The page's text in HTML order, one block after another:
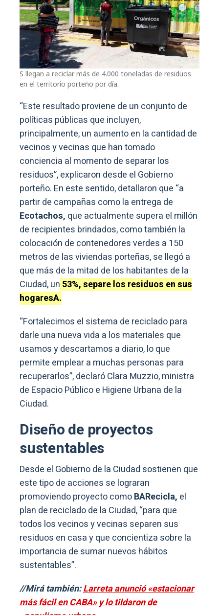
S llegan a reciclar más de 4.000 toneladas de residuos
en el territorio porteño por día.
“Este resultado proviene de un conjunto de
políticas públicas que incluyen,
principalmente, un aumento en la cantidad de
vecinos y vecinas que han tomado
conciencia al momento de separar los
residuos”, explicaron desde el Gobierno
porteño. En este sentido, detallaron que “a
partir de campañas como la entrega de
Ecotachos, que actualmente supera el millón
de recipientes brindados, como también la
colocación de contenedores verdes a 150
metros de las viviendas porteñas, se llegó a
que más de la mitad de los habitantes de la
Ciudad, un 53%, separe los residuos en sus
hogaresA.
“Fortalecimos el sistema de reciclado para
darle una nueva vida a los materiales que
usamos y descartamos a diario, lo que
permite emplear a muchas personas para
recuperarlos”, declaró Clara Muzzio, ministra
de Espacio Público e Higiene Urbana de la
Ciudad.
Diseño de proyectos
sustentables
Desde el Gobierno de la Ciudad sostienen que
este tipo de acciones se lograran
promoviendo proyecto comoBARecicla, el
plan de reciclado de la Ciudad, “para que
todos los vecinos y vecinas separen sus
residuos en casa y que concientiza sobre la
importancia de sumar nuevos hábitos
sustentables”.
//Mirá también:Larreta anunció «estacionar
más fácil en CABA» y lo tildaron de